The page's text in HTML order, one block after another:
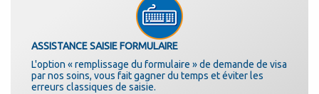
ASSISTANCE SAISIE FORMULAIRE
L'option « remplissage du formulaire » de demande de visa
par nos soins, vous fait gagner du temps et éviter les
erreurs classiques de saisie.